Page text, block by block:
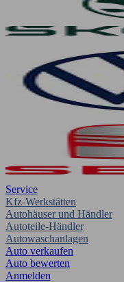
Service
Kfz-Werkstätten
Autohäuser und Händler
Autoteile-Händler
Autowaschanlagen
Auto verkaufen
Auto bewerten
Anmelden